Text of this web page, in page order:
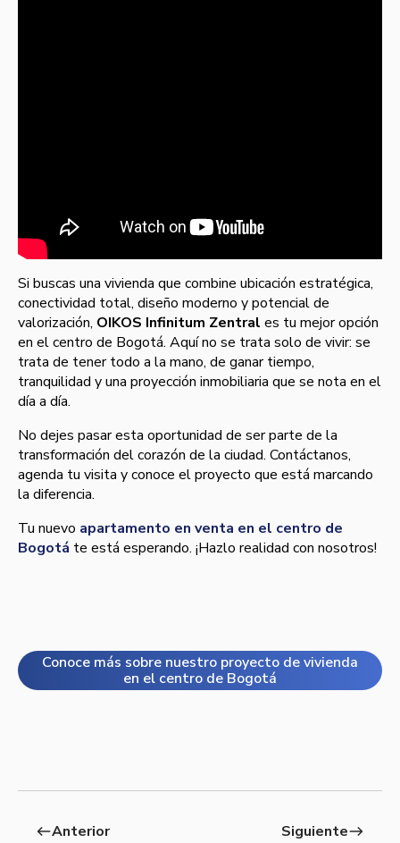
Si buscas una vivienda que combine ubicación estratégica,
conectividad total, diseño moderno y potencial de
valorización, OIKOS Infinitum Zentral es tu mejor opción
en el centro de Bogotá. Aquí no se trata solo de vivir: se
trata de tener todo a la mano, de ganar tiempo,
tranquilidad y una proyección inmobiliaria que se nota en el
día a día.
No dejes pasar esta oportunidad de ser parte de la
transformación del corazón de la ciudad. Contáctanos,
agenda tu visita y conoce el proyecto que está marcando
la diferencia.
Tu nuevo apartamento en venta en el centro de
Bogotá te está esperando. ¡Hazlo realidad con nosotros!
Conoce más sobre nuestro proyecto de vivienda
en el centro de Bogotá
westAnterior Siguienteeast